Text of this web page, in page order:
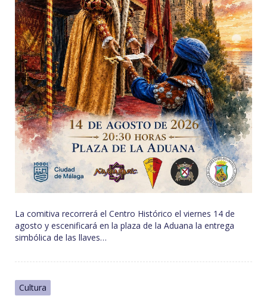
La comitiva recorrerá el Centro Histórico el viernes 14 de
agosto y escenificará en la plaza de la Aduana la entrega
simbólica de las llaves…
Cultura